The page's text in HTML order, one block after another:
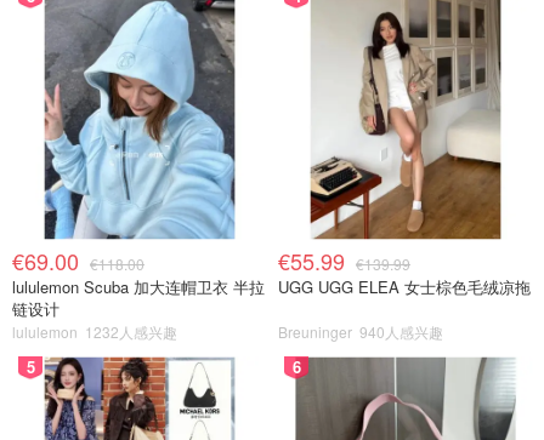
€69.00 €118.00
lululemon Scuba 加大连帽卫衣 半拉
链设计
lululemon 1232人感兴趣
€55.99 €139.99
UGG UGG ELEA 女士棕色毛绒凉拖
Breuninger 940人感兴趣
5 6